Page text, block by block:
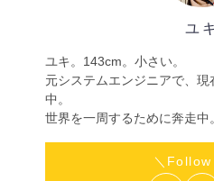
ユキ
ユキ。143cm。小さい。
元システムエンジニアで、
中。
世界を一周するために奔走中